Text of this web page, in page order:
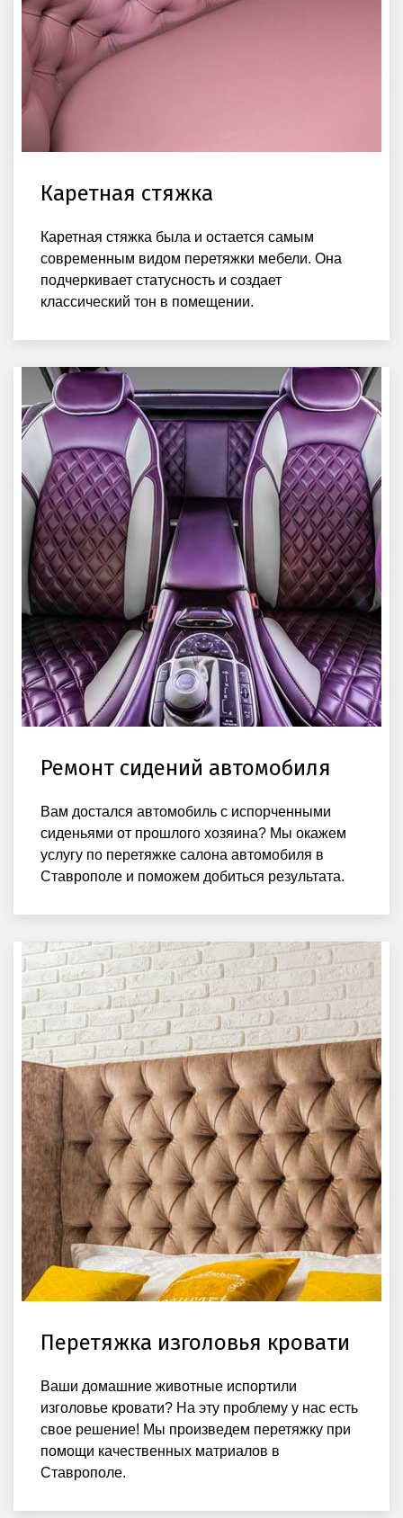
Каретная стяжка
Каретная стяжка была и остается самым
современным видом перетяжки мебели. Она
подчеркивает статусность и создает
классический тон в помещении.
Ремонт сидений автомобиля
Вам достался автомобиль с испорченными
сиденьями от прошлого хозяина? Мы окажем
услугу по перетяжке салона автомобиля в
Ставрополе и поможем добиться результата.
Перетяжка изголовья кровати
Ваши домашние животные испортили
изголовье кровати? На эту проблему у нас есть
свое решение! Мы произведем перетяжку при
помощи качественных матриалов в
Ставрополе.